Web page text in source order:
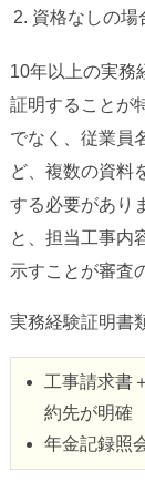
資格なしの場
10年以上の実務
証明することが
でなく、従業員
ど、複数の資料
する必要があり
と、担当工事内
示すことが審査
実務経験証明書
工事請求書
約先が明確
年金記録照